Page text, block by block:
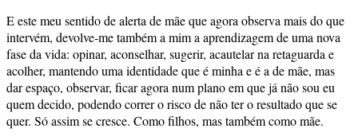
E este meu sentido de alerta de mãe que agora observa mais do que
intervém, devolve-me também a mim a aprendizagem de uma nova
fase da vida: opinar, aconselhar, sugerir, acautelar na retaguarda e
acolher, mantendo uma identidade que é minha e é a de mãe, mas
dar espaço, observar, ficar agora num plano em que já não sou eu
quem decido, podendo correr o risco de não ter o resultado que se
quer. Só assim se cresce. Como filhos, mas também como mãe.